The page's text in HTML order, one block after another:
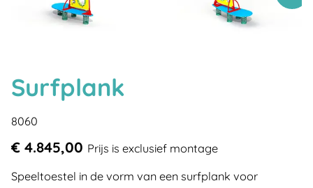
Surfplank
8060
€ 4.845,00 Prijs is exclusief montage
Speeltoestel in de vorm van een surfplank voor